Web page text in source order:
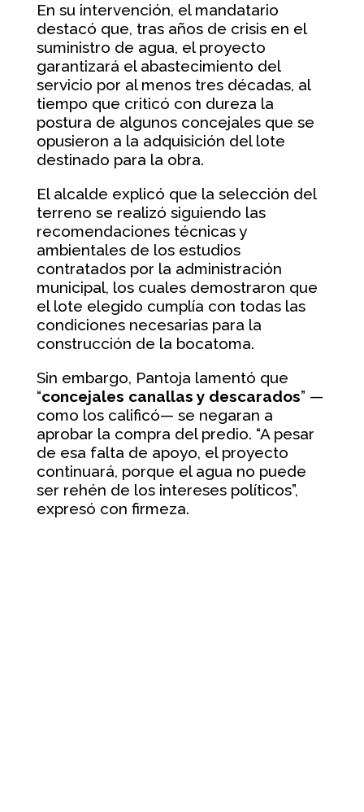
En su intervención, el mandatario
destacó que, tras años de crisis en el
suministro de agua, el proyecto
garantizará el abastecimiento del
servicio por al menos tres décadas, al
tiempo que criticó con dureza la
postura de algunos concejales que se
opusieron a la adquisición del lote
destinado para la obra.
El alcalde explicó que la selección del
terreno se realizó siguiendo las
recomendaciones técnicas y
ambientales de los estudios
contratados por la administración
municipal, los cuales demostraron que
el lote elegido cumplía con todas las
condiciones necesarias para la
construcción de la bocatoma.
Sin embargo, Pantoja lamentó que
“concejales canallas y descarados” —
como los calificó— se negaran a
aprobar la compra del predio. “A pesar
de esa falta de apoyo, el proyecto
continuará, porque el agua no puede
ser rehén de los intereses políticos”,
expresó con firmeza.